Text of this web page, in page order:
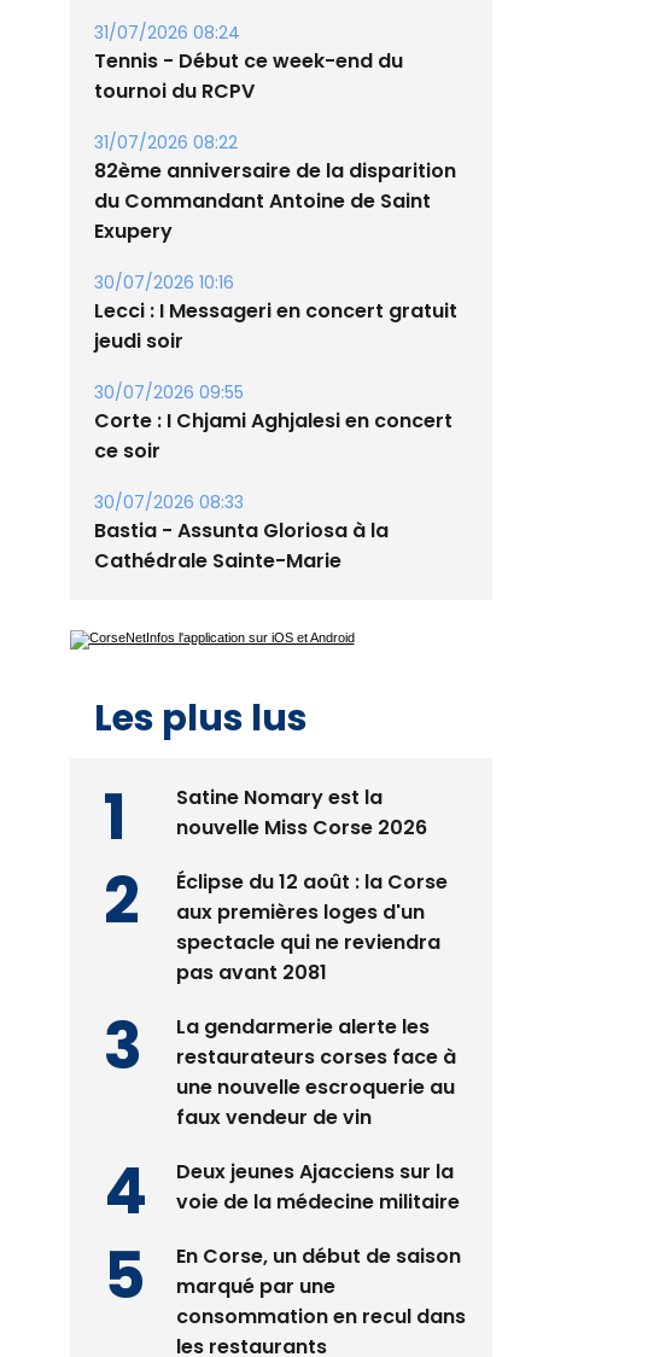
31/07/2026 08:24
Tennis - Début ce week-end du
tournoi du RCPV
31/07/2026 08:22
82ème anniversaire de la disparition
du Commandant Antoine de Saint
Exupery
30/07/2026 10:16
Lecci : I Messageri en concert gratuit
jeudi soir
30/07/2026 09:55
Corte : I Chjami Aghjalesi en concert
ce soir
30/07/2026 08:33
Bastia - Assunta Gloriosa à la
Cathédrale Sainte-Marie
Les plus lus
Satine Nomary est la
nouvelle Miss Corse 2026
Éclipse du 12 août : la Corse
aux premières loges d'un
spectacle qui ne reviendra
pas avant 2081
La gendarmerie alerte les
restaurateurs corses face à
une nouvelle escroquerie au
faux vendeur de vin
Deux jeunes Ajacciens sur la
voie de la médecine militaire
En Corse, un début de saison
marqué par une
consommation en recul dans
les restaurants